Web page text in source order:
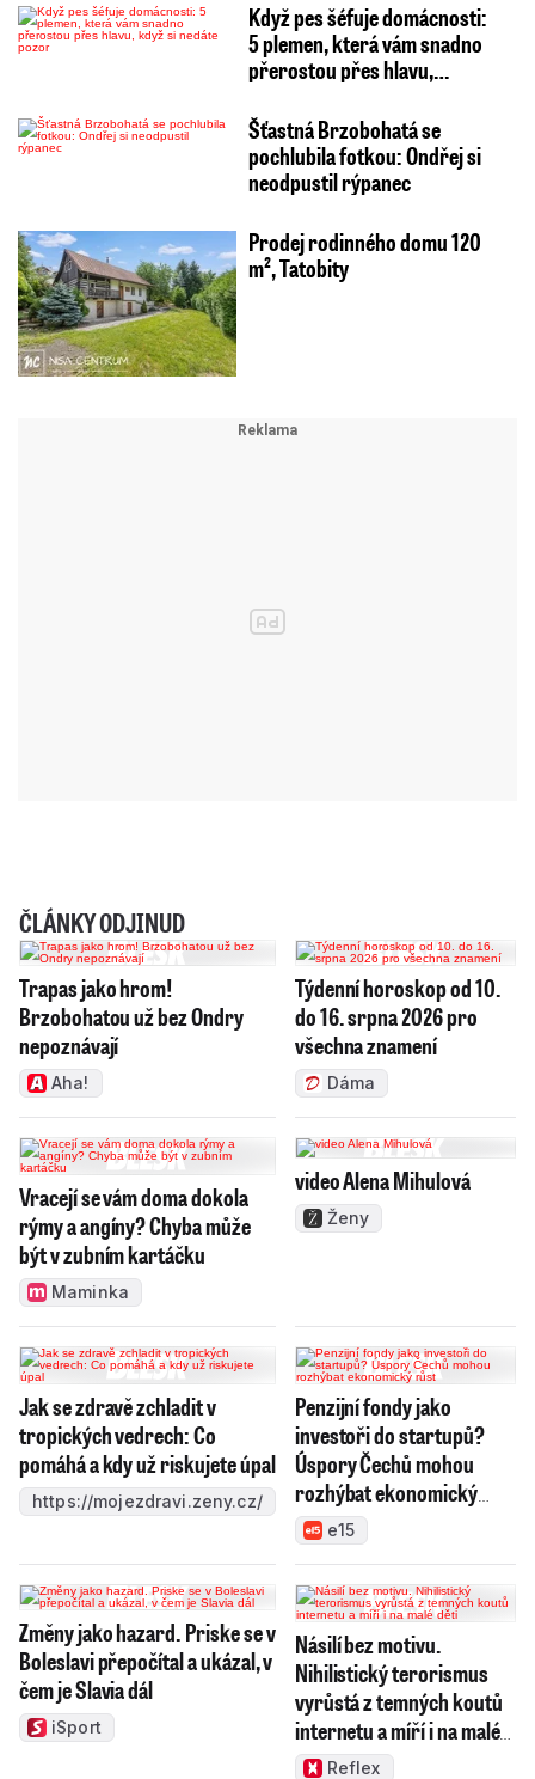
Když pes šéfuje domácnosti:
5 plemen, která vám snadno
přerostou přes hlavu,…
Šťastná Brzobohatá se
pochlubila fotkou: Ondřej si
neodpustil rýpanec
Prodej rodinného domu 120
m², Tatobity
ČLÁNKY ODJINUD
Trapas jako hrom!
Brzobohatou už bez Ondry
nepoznávají
Aha!
Týdenní horoskop od 10.
do 16. srpna 2026 pro
všechna znamení
Dáma
Vracejí se vám doma dokola
rýmy a angíny? Chyba může
být v zubním kartáčku
Maminka
video Alena Mihulová
Ženy
Jak se zdravě zchladit v
tropických vedrech: Co
pomáhá a kdy už riskujete úpal
https://mojezdravi.zeny.cz/
Penzijní fondy jako
investoři do startupů?
Úspory Čechů mohou
rozhýbat ekonomický
růste15
Změny jako hazard. Priske se v
Boleslavi přepočítal a ukázal, v
čem je Slavia dál
iSport
Násilí bez motivu.
Nihilistický terorismus
vyrůstá z temných koutů
internetu a míří i na malé
dětiReflex